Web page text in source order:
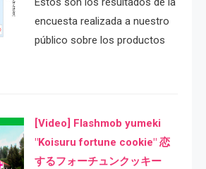
encuesta realizada a nuestro
público sobre los productos
[Video] Flashmob yumeki
"Koisuru fortune cookie" 恋
するフォーチュンクッキー